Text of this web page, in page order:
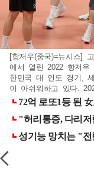
[항저우(중국)=뉴시스]
에서 열린 2022 항저우
한민국 대 인도 경기,
이 아쉬워하고 있다.